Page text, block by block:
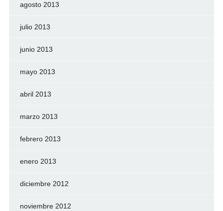
agosto 2013
julio 2013
junio 2013
mayo 2013
abril 2013
marzo 2013
febrero 2013
enero 2013
diciembre 2012
noviembre 2012